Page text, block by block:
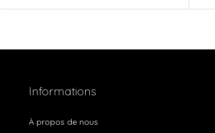
Informations
À propos de nous